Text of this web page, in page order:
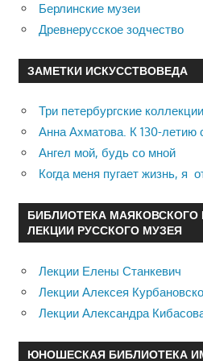
Берлинские музеи
Древнерусское зодчество
ЗАМЕТКИ ИСКУССТВОВЕДА
Три петербургские
Анна Ахматова. К 130-летию
Ангел мой, будь со мной
Когда меня пугает жизнь, я
БИБЛИОТЕКА МАЯКОВСКОГО
ЛЕКЦИИ РУССКОГО МУЗЕЯ
Лекции Елены Станкевич
Лекции Алексея
Лекции Александра
ЮНОШЕСКАЯ БИБЛИОТЕКА